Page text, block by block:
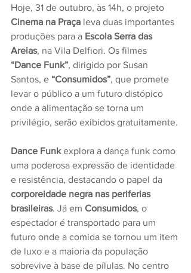
Hoje, 31 de outubro, às 14h, o projeto
Cinema na Praça leva duas importantes
produções para a Escola Serra das
Areias, na Vila Delfiori. Os filmes
“Dance Funk”, dirigido por Susan
Santos, e “Consumidos”, que promete
levar o público a um futuro distópico
onde a alimentação se torna um
privilégio, serão exibidos gratuitamente.
Dance Funk explora a dança funk como
uma poderosa expressão de identidade
e resistência, destacando o papel da
corporeidade negra nas periferias
brasileiras. Já em Consumidos, o
espectador é transportado para um
futuro onde a comida se tornou um item
de luxo e a maioria da população
sobrevive à base de pílulas. No centro